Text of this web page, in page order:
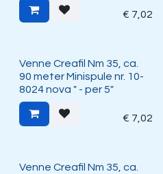
€ 7,02
Venne Creafil Nm 35, ca.
90 meter Minispule nr. 10-
8024 nova " - per 5"
€ 7,02
Venne Creafil Nm 35, ca.